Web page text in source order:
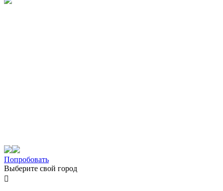
Попробовать
Выберите свой город
